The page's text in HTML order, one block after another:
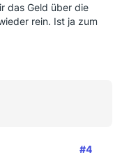
das Geld über die
rein. Ist ja zum
#4